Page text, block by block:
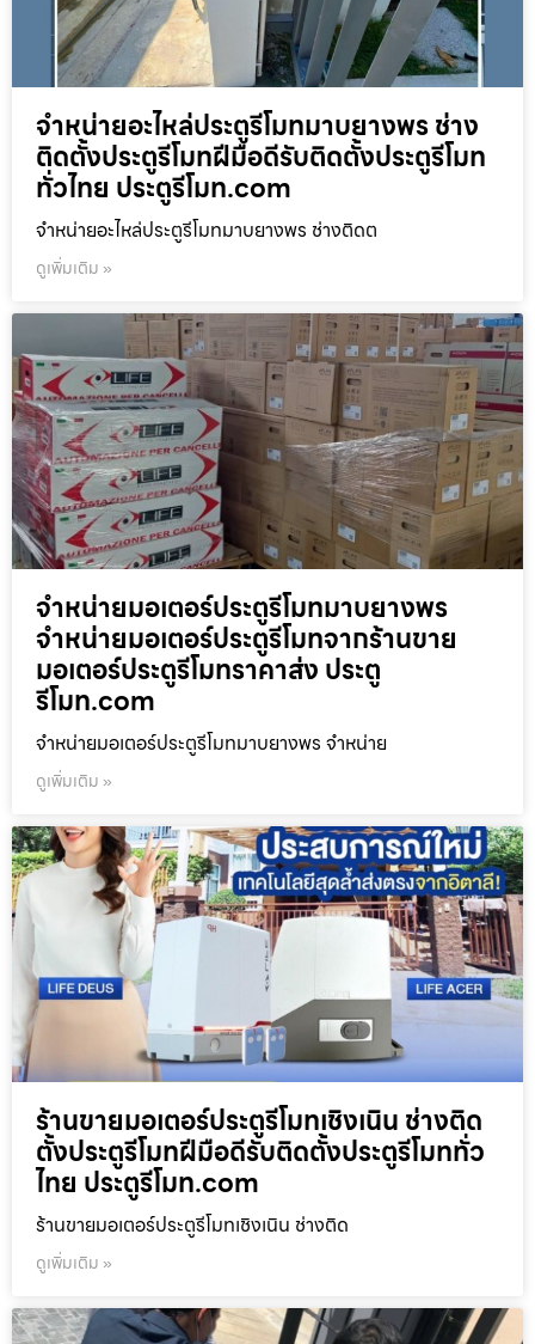
จำหน่ายอะไหล่ประตูรีโมทมาบยางพร ช่าง
ติดตั้งประตูรีโมทฝีมือดีรับติดตั้งประตูรีโมท
ทั่วไทย ประตูรีโมท.com
จำหน่ายอะไหล่ประตูรีโมทมาบยางพร ช่างติดต
ดูเพิ่มเติม »
จำหน่ายมอเตอร์ประตูรีโมทมาบยางพร
จำหน่ายมอเตอร์ประตูรีโมทจากร้านขาย
มอเตอร์ประตูรีโมทราคาส่ง ประตู
รีโมท.com
จำหน่ายมอเตอร์ประตูรีโมทมาบยางพร จำหน่าย
ดูเพิ่มเติม »
ร้านขายมอเตอร์ประตูรีโมทเชิงเนิน ช่างติด
ตั้งประตูรีโมทฝีมือดีรับติดตั้งประตูรีโมททั่ว
ไทย ประตูรีโมท.com
ร้านขายมอเตอร์ประตูรีโมทเชิงเนิน ช่างติด
ดูเพิ่มเติม »